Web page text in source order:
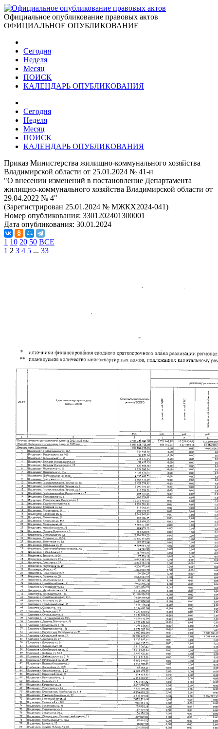
Официальное опубликование правовых актов
ОФИЦИАЛЬНОЕ ОПУБЛИКОВАНИЕ
Сегодня
Неделя
Месяц
ПОИСК
КАЛЕНДАРЬ ОПУБЛИКОВАНИЯ
Сегодня
Неделя
Месяц
ПОИСК
КАЛЕНДАРЬ ОПУБЛИКОВАНИЯ
Приказ Министерства жилищно-коммунального хозяйства
Владимирской области от 25.01.2024 № 41-н
"О внесении изменений в постановление Департамента
жилищно-коммунального хозяйства Владимирской области от
29.04.2022 № 4"
(Зарегистрирован 25.01.2024 № МЖКХ2024-041)
Номер опубликования: 3301202401300001
Дата опубликования: 30.01.2024
1 10 20 50 ВСЕ
1 2 3 4 5 ... 33